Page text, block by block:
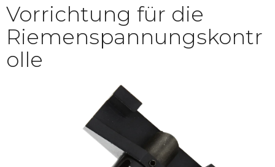
Vorrichtung für die
Riemenspannungskontr
olle